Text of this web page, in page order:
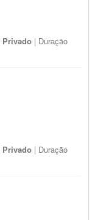
Privado | Duração
Privado | Duração